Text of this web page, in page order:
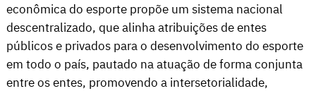
econômica do esporte propõe um sistema nacional
descentralizado, que alinha atribuições de entes
públicos e privados para o desenvolvimento do esporte
em todo o país, pautado na atuação de forma conjunta
entre os entes, promovendo a intersetorialidade,